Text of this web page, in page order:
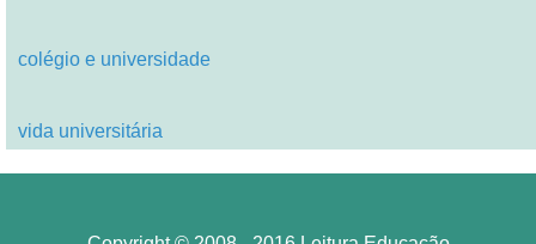
colégio e universidade
vida universitária